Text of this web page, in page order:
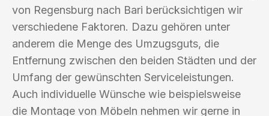
von Regensburg nach Bari berücksichtigen wir
verschiedene Faktoren. Dazu gehören unter
anderem die Menge des Umzugsguts, die
Entfernung zwischen den beiden Städten und der
Umfang der gewünschten Serviceleistungen.
Auch individuelle Wünsche wie beispielsweise
die Montage von Möbeln nehmen wir gerne in